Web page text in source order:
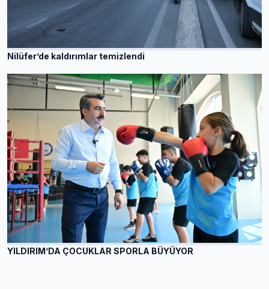
Nilüfer’de kaldırımlar temizlendi
YILDIRIM’DA ÇOCUKLAR SPORLA BÜYÜYOR